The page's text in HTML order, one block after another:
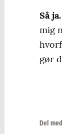
Så
mig
gør
Del